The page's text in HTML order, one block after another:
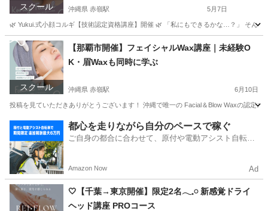
スクール 沖縄県 赤嶺駅 5月7日
🌿 Yukui.式小顔コルギ【技術認定資格講座】開催 🌿 「私にもできるかな…？」 そん
沖縄 那覇市 赤嶺駅 その他 コルギ
スクール
【那覇市開催】フェイシャルWax講座｜未経験O
K・眉Waxも同時に学ぶ
沖縄県 赤嶺駅 6月10日
投稿を見ていただきありがとうございます！ 沖縄で唯一の Facial＆Blow Waxの認定
赤嶺駅 美容健康 フェイシャル
都心を走りながら自分のペースで稼ぐ
ご自身の都合に合わせて、原付や電動アシスト自転車
Amazon Now Ad
🤍【千葉→東京開催】限定2名𓂃𓈒𓏸 新感覚ドライ
ヘッド講座 PROコース